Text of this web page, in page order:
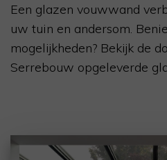
Een glazen vouwwand
uw tuin en andersom.
mogelijkheden? Bekijk de
Serrebouw opgeleverde